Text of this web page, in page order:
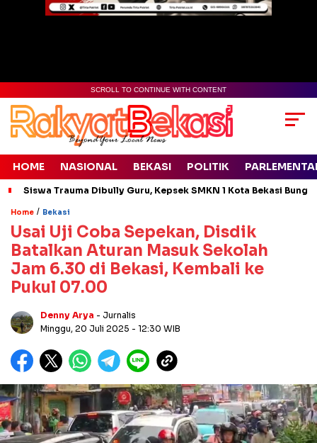
SCROLL TO CONTINUE WITH CONTENT
HOME NASIONAL BEKASI POLITIK
Siswa Trauma Dibully Guru, Kepsek SMKN 1 Kota Bekasi
Home / Bekasi
Usai Uji Coba Sepekan, Disdik
Batalkan Aturan Masuk Sekolah
Jam 6.30 di Bekasi, Kembali ke
Pukul 07.00
Denny Arya - Jurnalis
Minggu, 20 Juli 2025 - 12:30 WIB